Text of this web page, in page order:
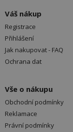
Váš nákup
Registrace
Přihlášení
Jak nakupovat - FAQ
Ochrana dat
Vše o nákupu
Obchodní podmínky
Reklamace
Právní podmínky